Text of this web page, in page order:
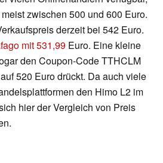
zwischen 500 und 600 Euro.
derzeit bei 542 Euro.
mit 531,99 Euro. Eine kleine
den Coupon-Code TTHCLM
520 Euro drückt. Da auch viele
den Himo L2 im
hier der Vergleich von Preis